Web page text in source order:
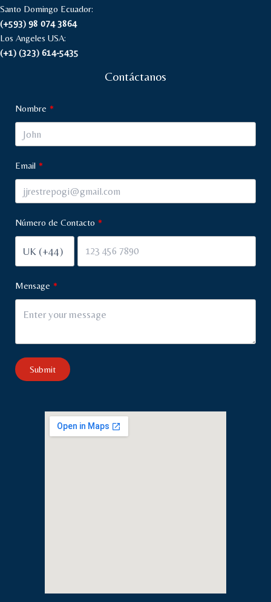
Santo Domingo Ecuador:
(+593) 98 074 3864
Los Angeles USA:
(+1) (323) 614-5435
Contáctanos
Nombre
Email
Número de Contacto
Mensage
Submit